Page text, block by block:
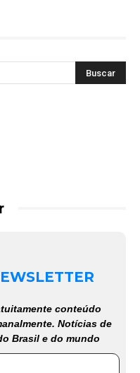
conteúdo
Notícias de
Brasil e do mundo